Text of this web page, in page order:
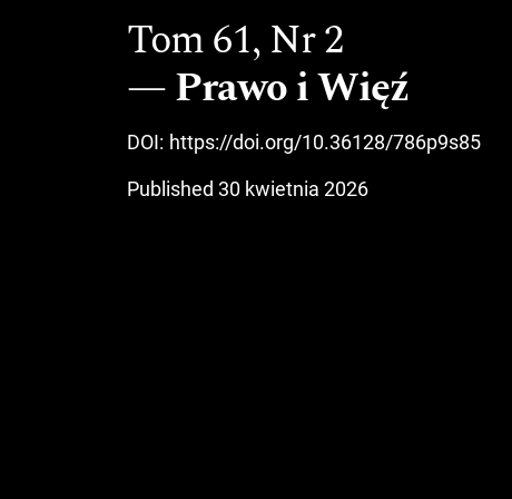
Tom 61,Nr 2
Prawo i Więź
DOI: https://doi.org/10.36128/786p9s85
Published 30 kwietnia 2026